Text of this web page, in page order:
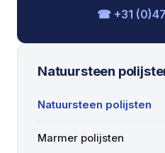
☎ +31
Natuursteen
Natuursteen polijsten
Marmer polijsten